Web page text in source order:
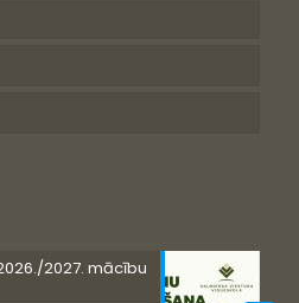
2027. mācību